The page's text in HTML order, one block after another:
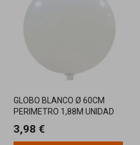
GLOBO BLANCO Ø 60CM
PERIMETRO 1,88M UNIDAD
3,98 €